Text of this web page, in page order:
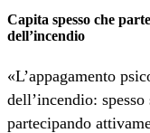
Capita spesso che
dell’incendio
«L’appagamento
dell’incendio:
partecipando